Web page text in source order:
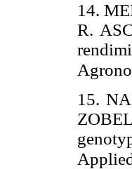
14.
R.
15.